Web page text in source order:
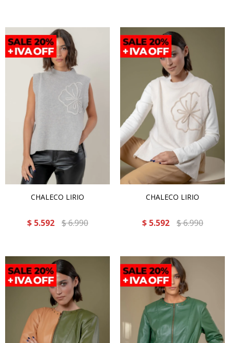
CHALECO LIRIO
$ 5.592 $6.990
CHALECO LIRIO
$ 5.592 $6.990